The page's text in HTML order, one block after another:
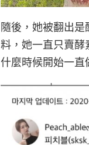
隨後，她被翻出
料，她一直只賣酵
什麼時候開始一直